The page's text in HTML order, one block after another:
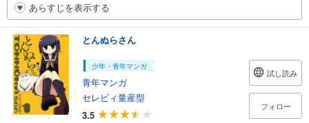
あらすじを表示する
とんぬらさん
少年・青年マンガ
青年マンガ
セレビィ量産型
3.5
試し読み
フォロー